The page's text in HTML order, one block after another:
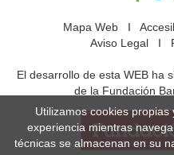
Mapa WebI
Aviso Legal I
El desarrollo de esta WEB ha
de la Fundación
Utilizamos cookies
experiencia mientras
técnicas se almacenan en su